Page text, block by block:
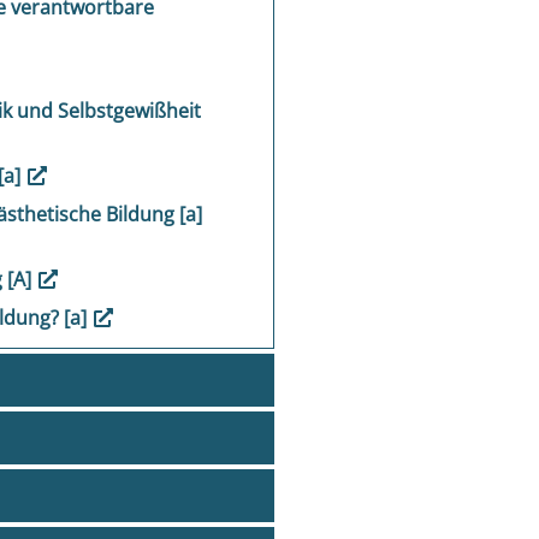
verantwortbare
und Selbstgewißheit
Bildung [a]
[A]
[a]